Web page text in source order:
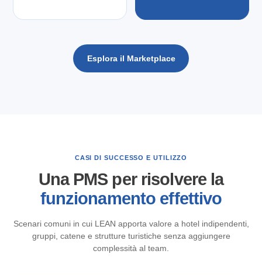
Esplora il Marketplace
CASI DI SUCCESSO E UTILIZZO
Una PMS per risolvere la
funzionamento effettivo
Scenari comuni in cui LEAN apporta valore a hotel indipendenti,
gruppi, catene e strutture turistiche senza aggiungere
complessità al team.